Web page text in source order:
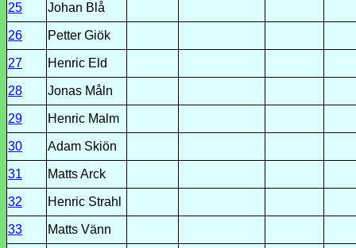
25 Johan Blå
26 Petter Giök
27 Henric Eld
28 Jonas Måln
29 Henric Malm
30 Adam Skiön
31 Matts Arck
32 Henric Strahl
33 Matts Vänn